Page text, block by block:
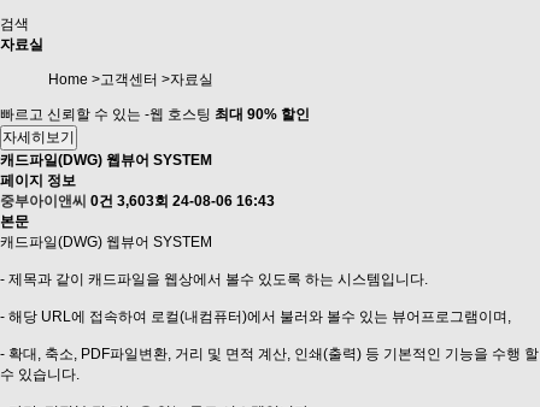
검색
자료실
Home >고객센터 >자료실
빠르고 신뢰할 수 있는 -웹 호스팅 최대 90% 할인
자세히보기
캐드파일(DWG) 웹뷰어 SYSTEM
페이지 정보
중부아이앤씨 0건 3,603회 24-08-06 16:43
본문
캐드파일(DWG) 웹뷰어 SYSTEM
- 제목과 같이 캐드파일을 웹상에서 볼수 있도록 하는 시스템입니다.
- 해당 URL에 접속하여 로컬(내컴퓨터)에서 불러와 볼수 있는 뷰어프로그램이며,
- 확대, 축소, PDF파일변환, 거리 및 면적 계산, 인쇄(출력) 등 기본적인 기능을 수행 할
수 있습니다.